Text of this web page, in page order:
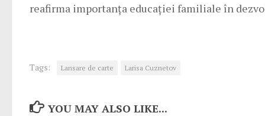
reafirma importanța educației familiale în
Tags: Lansare de carte Larisa Cuznetov
YOU MAY ALSO LIKE...